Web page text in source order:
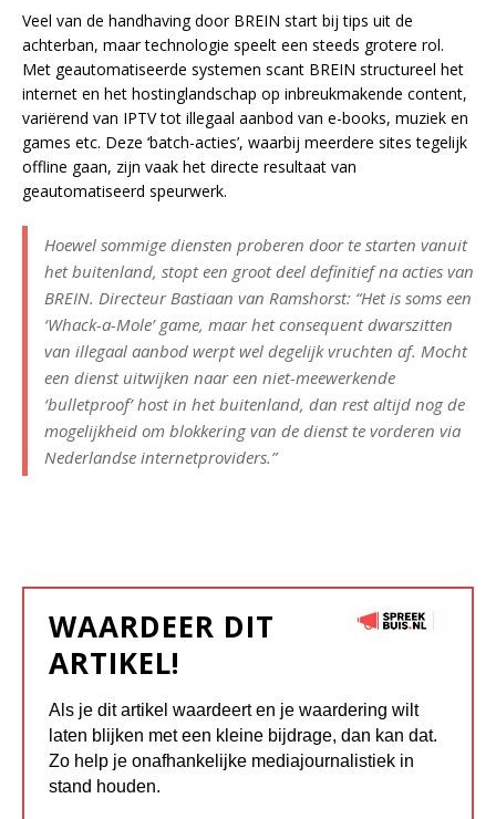
Veel van de handhaving door BREIN start bij tips uit de
achterban, maar technologie speelt een steeds grotere rol.
Met geautomatiseerde systemen scant BREIN structureel het
internet en het hostinglandschap op inbreukmakende content,
variërend van IPTV tot illegaal aanbod van e-books, muziek en
games etc. Deze ‘batch-acties’, waarbij meerdere sites tegelijk
offline gaan, zijn vaak het directe resultaat van
geautomatiseerd speurwerk.
Hoewel sommige diensten proberen door te starten vanuit
het buitenland, stopt een groot deel definitief na acties van
BREIN. Directeur Bastiaan van Ramshorst: “Het is soms een
‘Whack-a-Mole’ game, maar het consequent dwarszitten
van illegaal aanbod werpt wel degelijk vruchten af. Mocht
een dienst uitwijken naar een niet-meewerkende
‘bulletproof’ host in het buitenland, dan rest altijd nog de
mogelijkheid om blokkering van de dienst te vorderen via
Nederlandse internetproviders.”
WAARDEER DIT
ARTIKEL!
Als je dit artikel waardeert en je waardering wilt
laten blijken met een kleine bijdrage, dan kan dat.
Zo help je onafhankelijke mediajournalistiek in
stand houden.